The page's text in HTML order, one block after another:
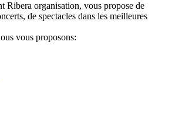
Ribera organisation, vous propose de
de spectacles dans les meilleures
vous proposons: